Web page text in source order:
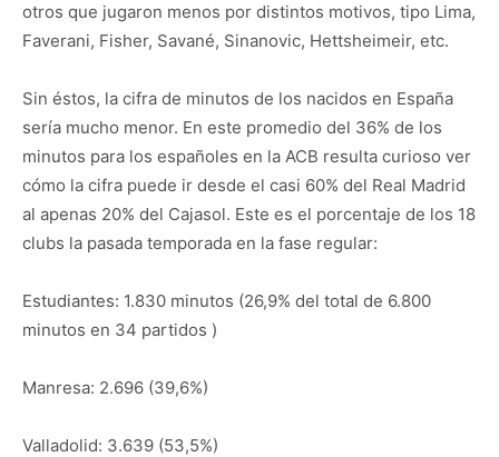
otros que jugaron menos por distintos motivos, tipo Lima,
Faverani, Fisher, Savané, Sinanovic, Hettsheimeir, etc.
Sin éstos, la cifra de minutos de los nacidos en España
sería mucho menor. En este promedio del 36% de los
minutos para los españoles en la ACB resulta curioso ver
cómo la cifra puede ir desde el casi 60% del Real Madrid
al apenas 20% del Cajasol. Este es el porcentaje de los 18
clubs la pasada temporada en la fase regular:
Estudiantes: 1.830 minutos (26,9% del total de 6.800
minutos en 34 partidos )
Manresa: 2.696 (39,6%)
Valladolid: 3.639 (53,5%)